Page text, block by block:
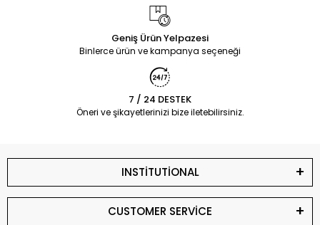
Geniş Ürün Yelpazesi
Binlerce ürün ve kampanya seçeneği
7 / 24 DESTEK
Öneri ve şikayetlerinizi bize iletebilirsiniz.
INSTİTUTİONAL
CUSTOMER SERVİCE